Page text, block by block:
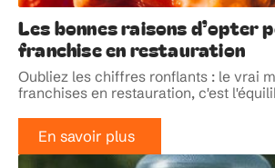
Les bonnes raisons d’opter
franchise en restauration
Oubliez les chiffres ronflants : le vrai
franchises en restauration, c'est
En savoir plus